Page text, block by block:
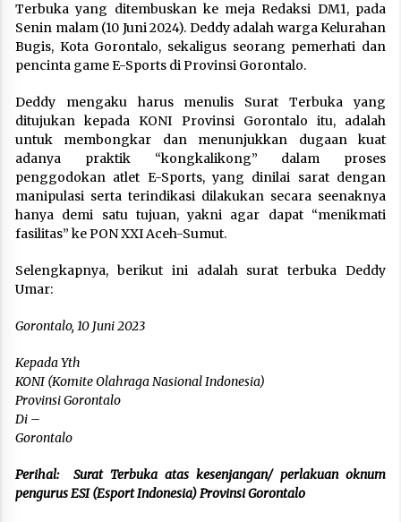
Terbuka yang ditembuskan ke meja Redaksi DM1, pada
Senin malam (10 Juni 2024). Deddy adalah warga Kelurahan
Bugis, Kota Gorontalo, sekaligus seorang pemerhati dan
pencinta game E-Sports di Provinsi Gorontalo.
Deddy mengaku harus menulis Surat Terbuka yang
ditujukan kepada KONI Provinsi Gorontalo itu, adalah
untuk membongkar dan menunjukkan dugaan kuat
adanya praktik “kongkalikong” dalam proses
penggodokan atlet E-Sports, yang dinilai sarat dengan
manipulasi serta terindikasi dilakukan secara seenaknya
hanya demi satu tujuan, yakni agar dapat “menikmati
fasilitas” ke PON XXI Aceh-Sumut.
Selengkapnya, berikut ini adalah surat terbuka Deddy
Umar:
Gorontalo, 10 Juni 2023
Kepada Yth
KONI (Komite Olahraga Nasional Indonesia)
Provinsi Gorontalo
Di –
Gorontalo
Perihal: Surat Terbuka atas kesenjangan/ perlakuan oknum
pengurus ESI (Esport Indonesia) Provinsi Gorontalo